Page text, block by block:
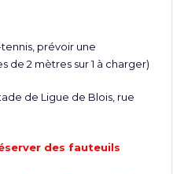
prévoir une
de 2 mètres sur 1 à charger)
de Ligue de Blois, rue
des fauteuils